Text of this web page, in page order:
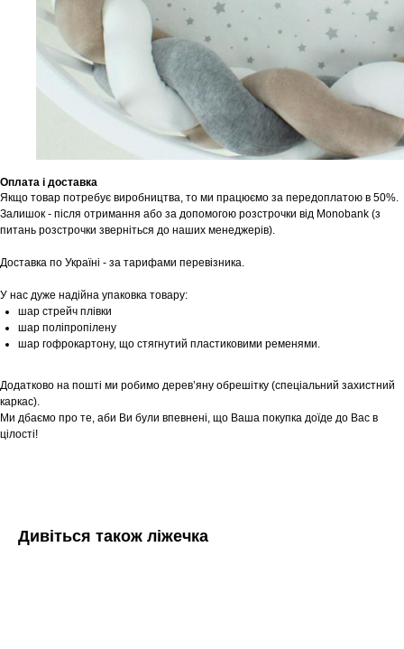
Оплата і доставка
Якщо товар потребує виробництва, то ми працюємо за передоплатою в 50%.
Залишок - після отримання або за допомогою розстрочки від Monobank (з
питань розстрочки зверніться до наших менеджерів).
Доставка по Україні - за тарифами перевізника.
У нас дуже надійна упаковка товару:
шар стрейч плівки
шар поліпропілену
шар гофрокартону, що стягнутий пластиковими ременями.
Додатково на пошті ми робимо дерев’яну обрешітку (спеціальний захистний
каркас).
Ми дбаємо про те, аби Ви були впевнені, що Ваша покупка доїде до Вас в
цілості!
Дивіться також ліжечка